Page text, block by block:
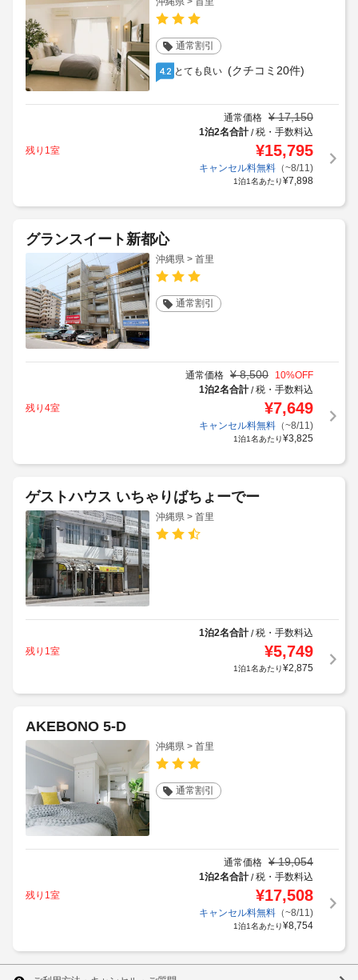
通常割引
4.2 とても良い (クチコミ20件)
通常価格 ¥ 17,150
1泊2名合計/税・手数料込
残り1室
¥15,795
キャンセル料無料（~8/11)
1泊1名あたり¥7,898
グランスイート新都心
沖縄県 > 首里
通常割引
通常価格 ¥ 8,500 10%OFF
1泊2名合計/税・手数料込
残り4室
¥7,649
キャンセル料無料（~8/11)
1泊1名あたり¥3,825
ゲストハウス いちゃりばちょーでー
沖縄県 > 首里
1泊2名合計/税・手数料込
残り1室
¥5,749
1泊1名あたり¥2,875
AKEBONO 5-D
沖縄県 > 首里
通常割引
通常価格 ¥ 19,054
1泊2名合計/税・手数料込
残り1室
¥17,508
キャンセル料無料（~8/11)
1泊1名あたり¥8,754